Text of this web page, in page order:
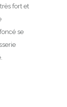
fort et
se